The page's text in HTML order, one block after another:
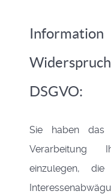
DSGVO:
Sie haben das
Verarbeitung
einzulegen,